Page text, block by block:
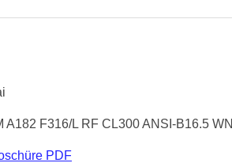
A182 F316/L RF CL300 ANSI-B16.5 WN
PDF